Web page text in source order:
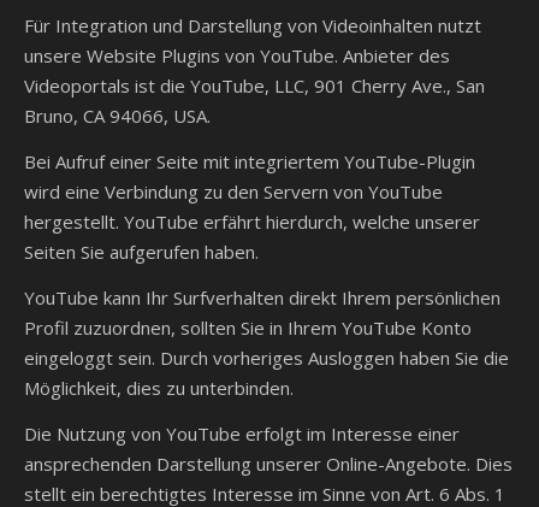
Für Integration und Darstellung von Videoinhalten nutzt
unsere Website Plugins von YouTube. Anbieter des
Videoportals ist die YouTube, LLC, 901 Cherry Ave., San
Bruno, CA 94066, USA.
Bei Aufruf einer Seite mit integriertem YouTube-Plugin
wird eine Verbindung zu den Servern von YouTube
hergestellt. YouTube erfährt hierdurch, welche unserer
Seiten Sie aufgerufen haben.
YouTube kann Ihr Surfverhalten direkt Ihrem persönlichen
Profil zuzuordnen, sollten Sie in Ihrem YouTube Konto
eingeloggt sein. Durch vorheriges Ausloggen haben Sie die
Möglichkeit, dies zu unterbinden.
Die Nutzung von YouTube erfolgt im Interesse einer
ansprechenden Darstellung unserer Online-Angebote. Dies
stellt ein berechtigtes Interesse im Sinne von Art. 6 Abs. 1